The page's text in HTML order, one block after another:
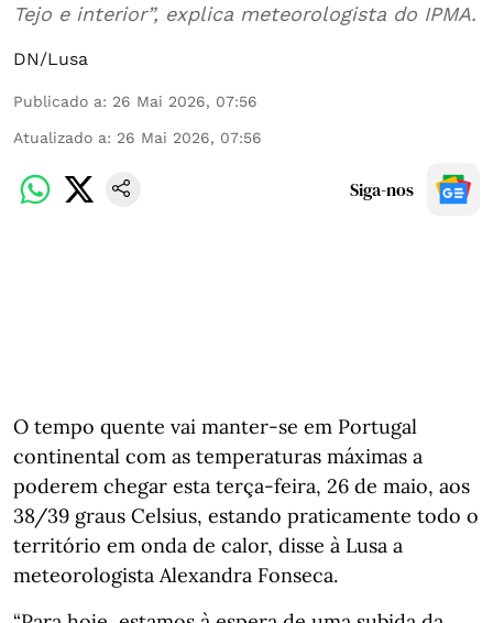
Tejo e interior”, explica meteorologista do IPMA.
DN/Lusa
Publicado a: 26 Mai 2026, 07:56
Atualizado a: 26 Mai 2026, 07:56
Siga-nos
O tempo quente vai manter-se em Portugal
continental com as temperaturas máximas a
poderem chegar esta terça-feira, 26 de maio, aos
38/39 graus Celsius, estando praticamente todo o
território em onda de calor, disse à Lusa a
meteorologista Alexandra Fonseca.